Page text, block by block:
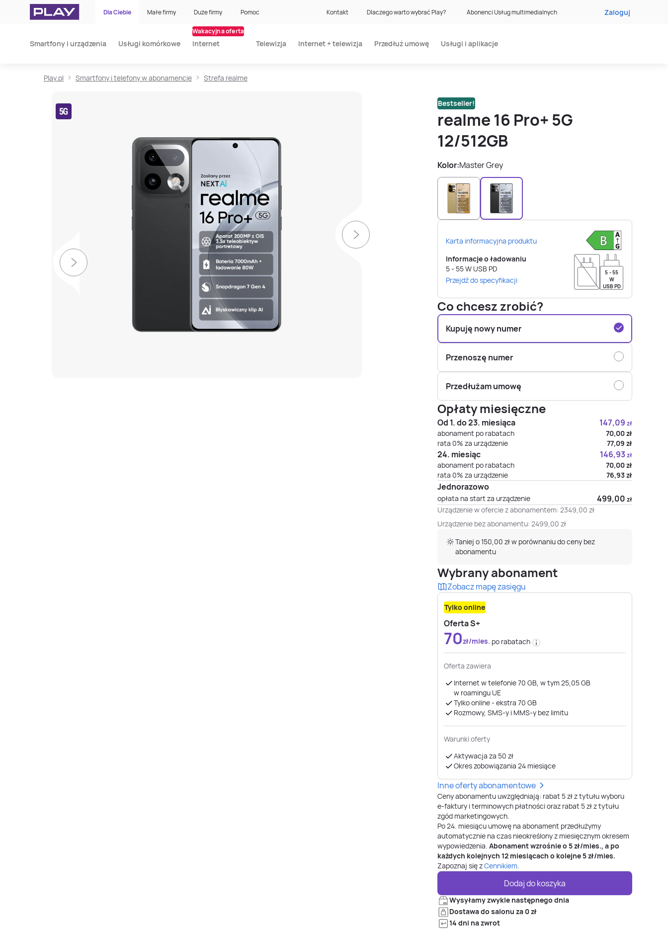
Dla Ciebie Małe firmy Duże firmy Pomoc Kontakt Dlaczego warto wybrać Play? Abonenci Usług multimedialnych Zaloguj
Smartfony i urządzenia Usługi komórkowe Internet
Wakacyjna oferta
Telewizja Internet + telewizja Przedłuż umowę Usługi i aplikacje
Play.pl Smartfony i telefony w abonamencie Strefa realme
realme 16 Pro+ 5G
12/512GB
Bestseller!
Kolor:Master Grey
Karta informacyjna produktu
Informacje o ładowaniu
5 - 55W USB PD
Przejdź do specyfikacji
5 - 55
W
USB PD
Co chcesz zrobić?
Kupuję nowy numer
Przenoszę numer
Przedłużam umowę
Opłaty miesięczne
Od 1. do 23. miesiąca 147,09 zł
abonament po rabatach 70,00zł
rata 0% za urządzenie
77,09 zł
24. miesiąc 146,93zł
abonament po rabatach 70,00zł
rata 0% za urządzenie
76,93zł
Jednorazowo
opłata na start za urządzenie 499,00 zł
Urządzenie w ofercie z abonamentem: 2349,00 zł
Urządzenie bez abonamentu: 2499,00 zł
Taniej o 150,00 zł w porównaniu do ceny bez
abonamentu
Wybrany abonament
Zobacz mapę zasięgu
Tylko online
Oferta S+
70zł/mies. po rabatach
Oferta zawiera
Internet w telefonie 70 GB, w tym 25,05 GB
w roamingu UE
Tylko online - ekstra 70 GB
Rozmowy, SMS-y i MMS-y bez limitu
Warunki oferty
Aktywacja za 50 zł
Okres zobowiązania 24 miesiące
Inne oferty abonamentowe
Ceny abonamentu uwzględniają: rabat 5 zł z tytułu wyboru
e-faktury i terminowych płatności oraz rabat 5 zł z tytułu
zgód marketingowych.
Po24. miesiącu umowę na abonament przedłużymy
automatycznie na czas nieokreślony z miesięcznym okresem
wypowiedzenia. Abonament wzrośnie o 5zł/mies., a po
każdych kolejnych 12 miesiącach o kolejne5zł/mies.
Zapoznaj się zCennikiem.
Dodaj do koszyka
Wysyłamy zwykle następnego dnia
Dostawa do salonu za 0 zł
14 dni na zwrot